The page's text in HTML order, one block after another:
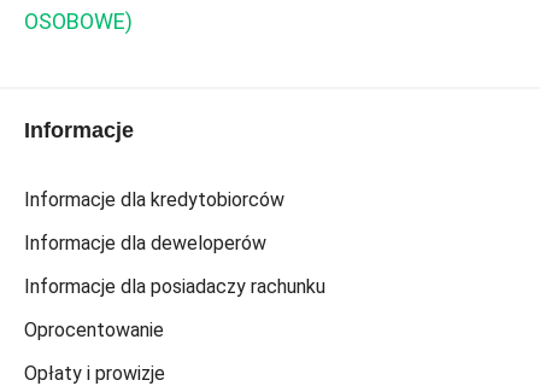
OSOBOWE)
Informacje
Informacje dla kredytobiorców
Informacje dla deweloperów
Informacje dla posiadaczy rachunku
Oprocentowanie
Opłaty i prowizje